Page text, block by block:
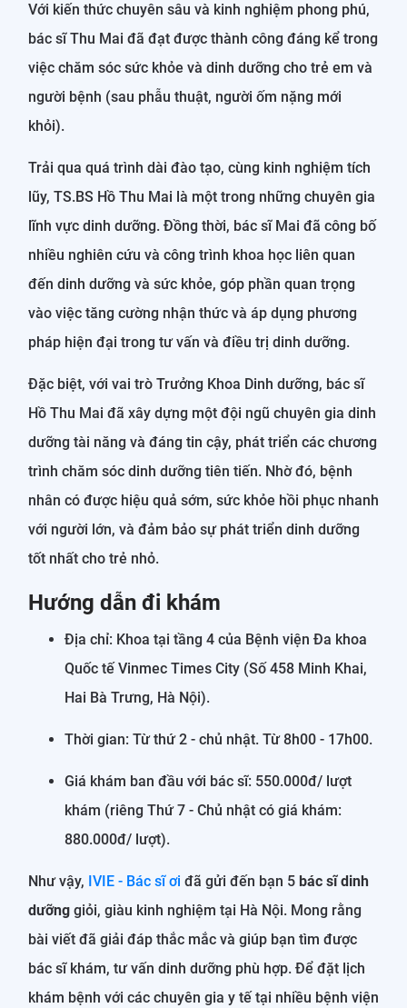
Với kiến thức chuyên sâu và kinh nghiệm phong phú,
bác sĩ Thu Mai đã đạt được thành công đáng kể trong
việc chăm sóc sức khỏe và dinh dưỡng cho trẻ em và
người bệnh (sau phẫu thuật, người ốm nặng mới
khỏi).
Trải qua quá trình dài đào tạo, cùng kinh nghiệm tích
lũy, TS.BS Hồ Thu Mai là một trong những chuyên gia
lĩnh vực dinh dưỡng. Đồng thời, bác sĩ Mai đã công bố
nhiều nghiên cứu và công trình khoa học liên quan
đến dinh dưỡng và sức khỏe, góp phần quan trọng
vào việc tăng cường nhận thức và áp dụng phương
pháp hiện đại trong tư vấn và điều trị dinh dưỡng.
Đặc biệt, với vai trò Trưởng Khoa Dinh dưỡng, bác sĩ
Hồ Thu Mai đã xây dựng một đội ngũ chuyên gia dinh
dưỡng tài năng và đáng tin cậy, phát triển các chương
trình chăm sóc dinh dưỡng tiên tiến. Nhờ đó, bệnh
nhân có được hiệu quả sớm, sức khỏe hồi phục nhanh
với người lớn, và đảm bảo sự phát triển dinh dưỡng
tốt nhất cho trẻ nhỏ.
Hướng dẫn đi khám
Địa chỉ: Khoa tại tầng 4 của Bệnh viện Đa khoa
Quốc tế Vinmec Times City (Số 458 Minh Khai,
Hai Bà Trưng, Hà Nội).
Thời gian: Từ thứ 2 - chủ nhật. Từ 8h00 - 17h00.
Giá khám ban đầu với bác sĩ: 550.000đ/ lượt
khám (riêng Thứ 7 - Chủ nhật có giá khám:
880.000đ/ lượt).
Như vậy, IVIE - Bác sĩ ơi đã gửi đến bạn 5 bác sĩ dinh
dưỡng giỏi, giàu kinh nghiệm tại Hà Nội. Mong rằng
bài viết đã giải đáp thắc mắc và giúp bạn tìm được
bác sĩ khám, tư vấn dinh dưỡng phù hợp. Để đặt lịch
khám bệnh với các chuyên gia y tế tại nhiều bệnh viện